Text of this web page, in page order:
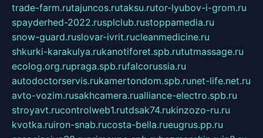
trade-farm.rutajuncos.rutaksu.rutor-lyubov-i-grom.ru
spayderhed-2022.rusplclub.rustoppamedia.ru
snow-guard.ruslovar-ivrit.rucleanmedicine.ru
shkurki-karakulya.rukanotiforet.spb.rututmassage.ru
ecolog.org.rupraga.spb.rufalcorussia.ru
autodoctorservis.rukamertondom.spb.runet-life.net.ru
avto-vozim.rusakhcamera.rualliance-electro.spb.ru
stroyavt.rucontrolweb1.rutdsak74.rukinzozo-ru.ru
kvotka.ruiron-snab.rucosta-bella.rueugrus.pp.ru